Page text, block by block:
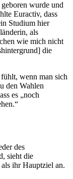
wurde und
Euractiv, dass
Studium hier
als
wie mich nicht
die
wenn man sich
den Wahlen
es „noch
des
sieht die
ihr Hauptziel an.